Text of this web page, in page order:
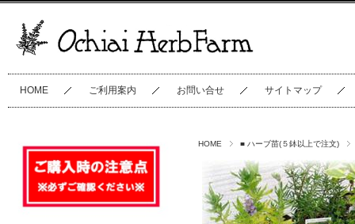
HOME ご利用案内 お問い合せ サイトマップ
HOME ■ ハーブ苗(５鉢以上で注文)